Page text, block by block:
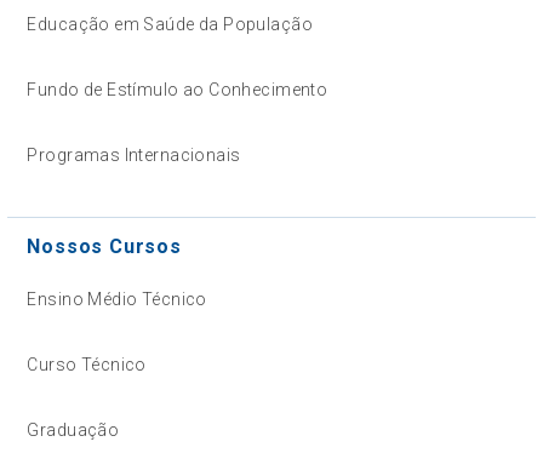
Educação em Saúde da População
Fundo de Estímulo ao Conhecimento
Programas Internacionais
Nossos Cursos
Ensino Médio Técnico
Curso Técnico
Graduação